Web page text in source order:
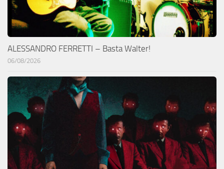
ALESSANDRO FERRETTI – Basta Walter!
06/08/2026